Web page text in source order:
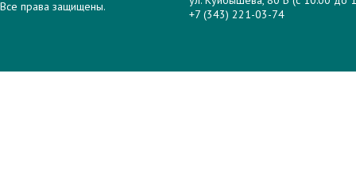
Все права защищены.
+7 (343) 221-03-74